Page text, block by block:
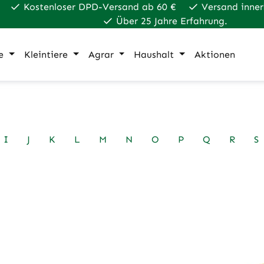
Kostenloser DPD-Versand ab 60 €
Versand
Über 25 Jahre Erfahrung.
Kleintiere Agrar Haushalt Aktionen
I J K L M N O P Q R S